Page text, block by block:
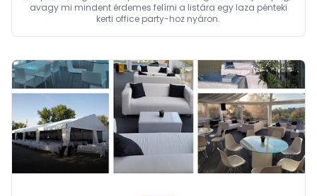
avagy mi mindent érdemes felírni a listára egy laza pénteki
kerti office party-hoz nyáron.